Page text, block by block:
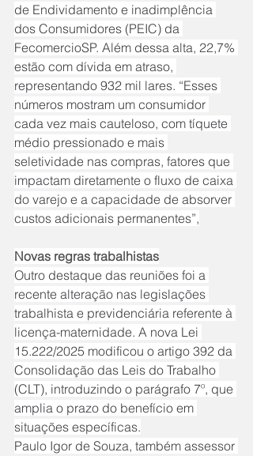
de Endividamento e inadimplência
dos Consumidores (PEIC) da
FecomercioSP. Além dessa alta, 22,7%
estão com dívida em atraso,
representando 932 mil lares. “Esses
números mostram um consumidor
cada vez mais cauteloso, com tíquete
médio pressionado e mais
seletividade nas compras, fatores que
impactam diretamente o fluxo de caixa
do varejo e a capacidade de absorver
custos adicionais permanentes”,
Novas regras trabalhistas
Outro destaque das reuniões foi a
recente alteração nas legislações
trabalhista e previdenciária referente à
licença-maternidade. A nova Lei
15.222/2025 modificou o artigo 392 da
Consolidação das Leis do Trabalho
(CLT), introduzindo o parágrafo 7º, que
amplia o prazo do benefício em
situações específicas.
Paulo Igor de Souza, também assessor